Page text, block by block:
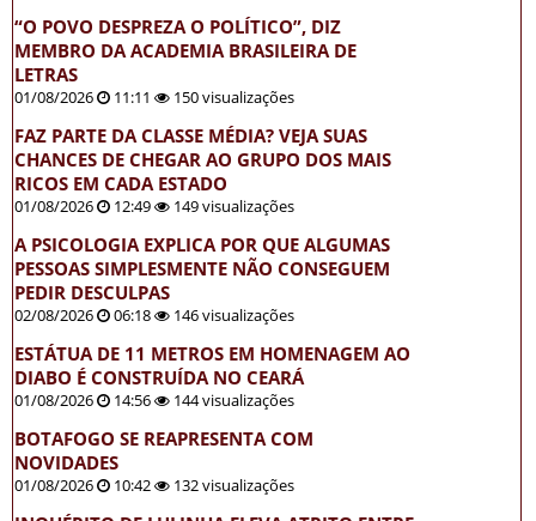
“O POVO DESPREZA O POLÍTICO”, DIZ
MEMBRO DA ACADEMIA BRASILEIRA DE
LETRAS
01/08/2026 11:11 150 visualizações
FAZ PARTE DA CLASSE MÉDIA? VEJA SUAS
CHANCES DE CHEGAR AO GRUPO DOS MAIS
RICOS EM CADA ESTADO
01/08/2026 12:49 149 visualizações
A PSICOLOGIA EXPLICA POR QUE ALGUMAS
PESSOAS SIMPLESMENTE NÃO CONSEGUEM
PEDIR DESCULPAS
02/08/2026 06:18 146 visualizações
ESTÁTUA DE 11 METROS EM HOMENAGEM AO
DIABO É CONSTRUÍDA NO CEARÁ
01/08/2026 14:56 144 visualizações
BOTAFOGO SE REAPRESENTA COM
NOVIDADES
01/08/2026 10:42 132 visualizações